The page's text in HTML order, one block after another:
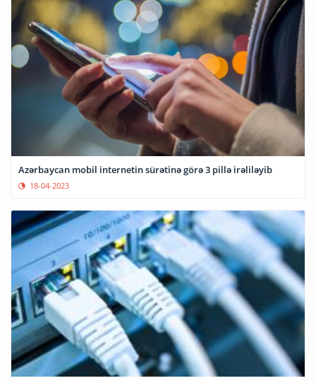
Azərbaycan mobil internetin sürətinə görə 3 pillə irəliləyib
18-04-2023